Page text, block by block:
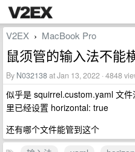
V2EX › MacBook Pro
鼠须管的输入法不能
By N032138at Jan 13, 2022 · 4848
似乎是 squirrel.custom.yaml 文
里已经设置 horizontal: true
还有哪个文件能管到这个